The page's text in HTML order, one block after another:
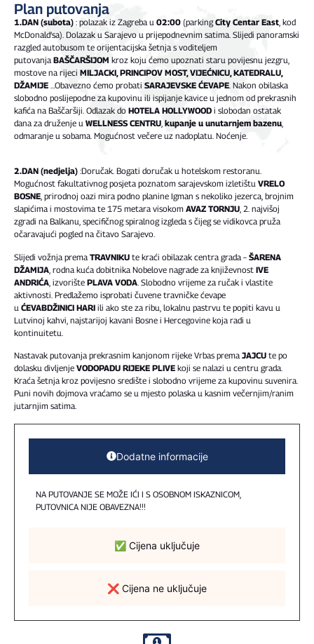
Plan putovanja
1.DAN (subota) : polazak iz Zagreba u 02:00 (parkingCity Centar East, kod
McDonald’sa). Dolazak u Sarajevo u prijepodnevnim satima. Slijedi panoramski
razgled autobusom te orijentacijska šetnja s voditeljem
putovanja BAŠČARŠIJOM kroz koju ćemo upoznati staru povijesnu jezgru,
mostove na rijeci MILJACKI, PRINCIPOV MOST, VIJEĆNICU, KATEDRALU,
DŽAMIJE …Obavezno ćemo probati SARAJEVSKE ĆEVAPE. Nakon obilaska
slobodno poslijepodne za kupovinu ili ispijanje kavice u jednom od prekrasnih
kafića na Baščaršiji. Odlazak do HOTELA HOLLYWOOD i slobodan ostatak
dana za druženje u WELLNESS CENTRU, kupanje u unutarnjem bazenu,
odmaranje u sobama. Mogućnost večere uz nadoplatu. Noćenje.
2.DAN (nedjelja) :Doručak. Bogati doručak u hotelskom restoranu.
Mogućnost fakultativnog posjeta poznatom sarajevskom izletištu VRELO
BOSNE, prirodnoj oazi mira podno planine Igman s nekoliko jezerca, brojnim
slapićima i mostovima te 175 metara visokom AVAZ TORNJU, 2. najvišoj
zgradi na Balkanu, specifičnog spiralnog izgleda s čijeg se vidikovca pruža
očaravajući pogled na čitavo Sarajevo.
Slijedi vožnja prema TRAVNIKU te kraći obilazak centra grada – ŠARENA
DŽAMIJA , rodna kuća dobitnika Nobelove nagrade za književnost IVE
ANDRIĆA , izvorište PLAVA VODA . Slobodno vrijeme za ručak i vlastite
aktivnosti. Predlažemo isprobati čuvene travničke ćevape
u ĆEVABDŽINICI HARI ili ako ste za ribu, lokalnu pastrvu te popiti kavu u
Lutvinoj kahvi, najstarijoj kavani Bosne i Hercegovine koja radi u
kontinuitetu.
Nastavak putovanja prekrasnim kanjonom rijeke Vrbas prema JAJCU te po
dolasku divljenje VODOPADU RIJEKE PLIVE koji se nalazi u centru grada.
Kraća šetnja kroz povijesno središte i slobodno vrijeme za kupovinu suvenira.
Puni novih dojmova vraćamo se u mjesto polaska u kasnim večernjim/ranim
jutarnjim satima.
Dodatne informacije
✅ Cijena uključuje
❌ Cijena ne uključuje
NA PUTOVANJE SE MOŽE IĆI I S OSOBNOM ISKAZNICOM,
PUTOVNICA NIJE OBAVEZNA!!!